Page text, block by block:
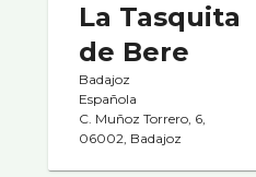
La Tasquita
de Bere
Badajoz
Española
C. Muñoz Torrero, 6,
06002, Badajoz